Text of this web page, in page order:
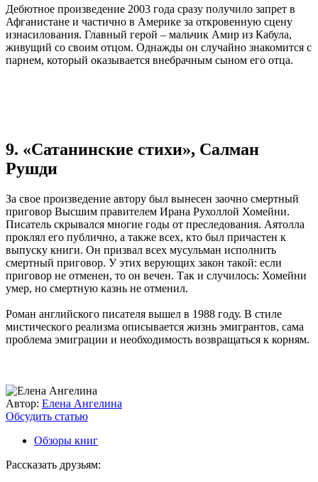
Дебютное произведение 2003 года сразу получило запрет в
Афганистане и частично в Америке за откровенную сцену
изнасилования. Главный герой – мальчик Амир из Кабула,
живущий со своим отцом. Однажды он случайно знакомится с
парнем, который оказывается внебрачным сыном его отца.
9. «Сатанинские стихи», Салман
Рушди
За свое произведение автору был вынесен заочно смертный
приговор Высшим правителем Ирана Рухоллой Хомейни.
Писатель скрывался многие годы от преследования. Аятолла
проклял его публично, а также всех, кто был причастен к
выпуску книги. Он призвал всех мусульман исполнить
смертный приговор. У этих верующих закон такой: если
приговор не отменен, то он вечен. Так и случилось: Хомейни
умер, но смертную казнь не отменил.
Роман английского писателя вышел в 1988 году. В стиле
мистического реализма описывается жизнь эмигрантов, сама
проблема эмиграции и необходимость возвращаться к корням.
Автор: Елена Ангелина
Обсудить статью
Обзоры книг
Рассказать друзьям: